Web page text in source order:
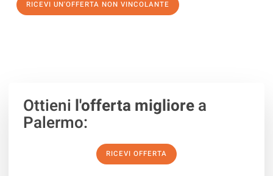
RICEVI UN'OFFERTA NON VINCOLANTE
Ottieni l'offerta migliorea
Palermo:
RICEVI OFFERTA